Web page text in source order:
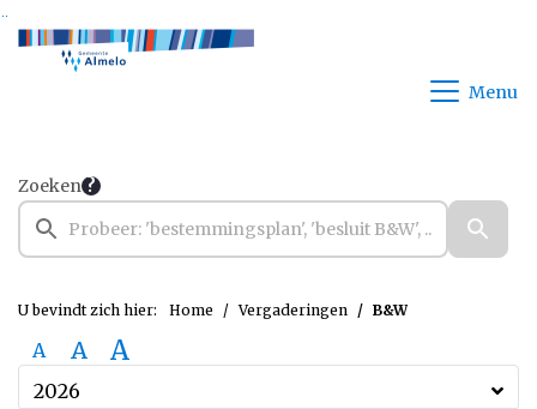
Ga naar de inhoud van deze pagina
Ga naar het zoeken
Ga naar het menu
Menu
Zoeken
U bevindt zich hier: Home Vergaderingen B&W
A A A
2026